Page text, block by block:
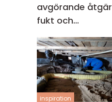
avgörande
fukt och
fått fäste i en
inspiration